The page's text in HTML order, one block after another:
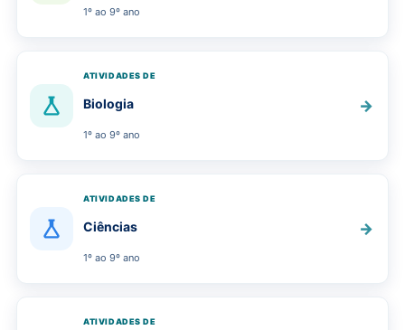
1º ao 9º ano
ATIVIDADES DE
Biologia
1º ao 9º ano
→
ATIVIDADES DE
Ciências
1º ao 9º ano
→
ATIVIDADES DE